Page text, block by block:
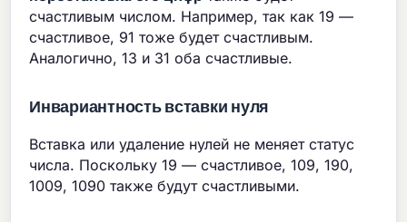
счастливым числом. Например, так как 19 —
счастливое, 91 тоже будет счастливым.
Аналогично, 13 и 31 оба счастливые.
Инвариантность вставки нуля
Вставка или удаление нулей не меняет статус
числа. Поскольку 19 — счастливое, 109, 190,
1009, 1090 также будут счастливыми.